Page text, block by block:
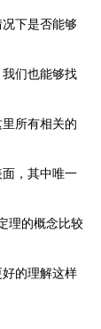
下是否能够
们也能够找
所有相关的
，其中唯一
理的概念比较
的理解这样